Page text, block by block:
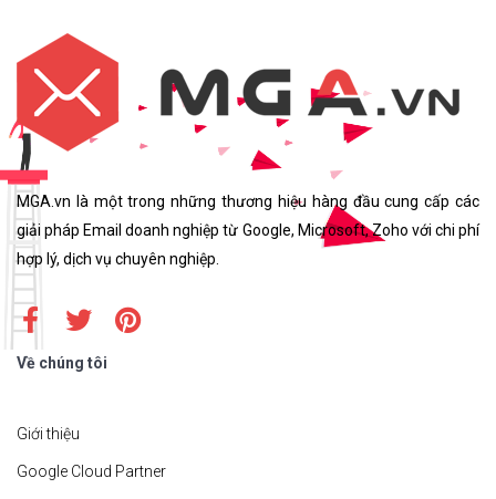
MGA.vn là một trong những thương hiệu hàng đầu cung cấp các
giải pháp Email doanh nghiệp từ Google, Microsoft, Zoho với chi phí
hợp lý, dịch vụ chuyên nghiệp.
Về chúng tôi
Giới thiệu
Google Cloud Partner